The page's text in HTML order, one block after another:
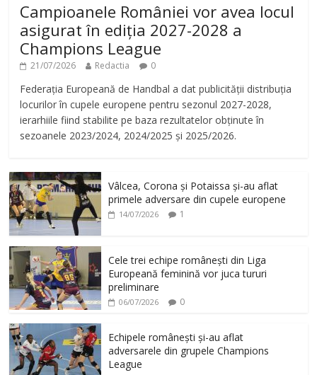
Campioanele României vor avea locul
asigurat în ediția 2027-2028 a
Champions League
21/07/2026 Redactia 0
Federația Europeană de Handbal a dat publicității distribuția
locurilor în cupele europene pentru sezonul 2027-2028,
ierarhiile fiind stabilite pe baza rezultatelor obținute în
sezoanele 2023/2024, 2024/2025 și 2025/2026.
Vâlcea, Corona și Potaissa și-au aflat
primele adversare din cupele europene
14/07/2026 1
Cele trei echipe românești din Liga
Europeană feminină vor juca tururi
preliminare
06/07/2026 0
Echipele românești și-au aflat
adversarele din grupele Champions
League